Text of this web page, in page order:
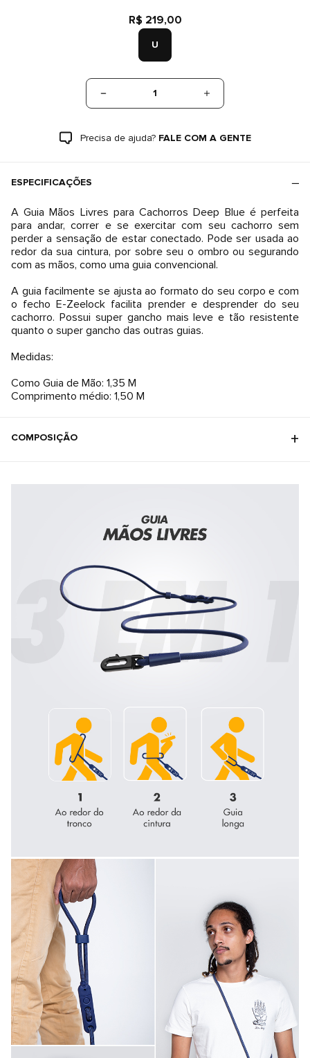
R$ 219,00
U
1
Precisa de ajuda? FALE COM A GENTE
ESPECIFICAÇÕES
A Guia Mãos Livres para Cachorros Deep Blue é perfeita
para andar, correr e se exercitar com seu cachorro sem
perder a sensação de estar conectado. Pode ser usada ao
redor da sua cintura, por sobre seu o ombro ou segurando
com as mãos, como uma guia convencional.
A guia facilmente se ajusta ao formato do seu corpo e com
o fecho E-Zeelock facilita prender e desprender do seu
cachorro. Possui super gancho mais leve e tão resistente
quanto o super gancho das outras guias.
Medidas:
Como Guia de Mão: 1,35 M
COMPOSIÇÃO